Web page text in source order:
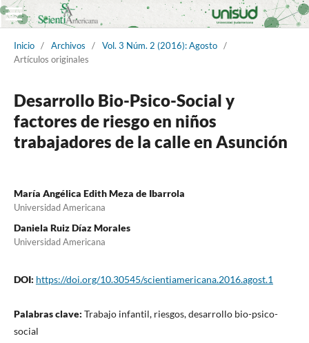
Inicio / Archivos / Vol. 3 Núm. 2 (2016): Agosto /
Artículos originales
Desarrollo Bio-Psico-Social y
factores de riesgo en niños
trabajadores de la calle en Asunción
María Angélica Edith Meza de Ibarrola
Universidad Americana
Daniela Ruiz Díaz Morales
Universidad Americana
DOI: https://doi.org/10.30545/scientiamericana.2016.agost.1
Palabras clave: Trabajo infantil, riesgos, desarrollo bio-psico-
social